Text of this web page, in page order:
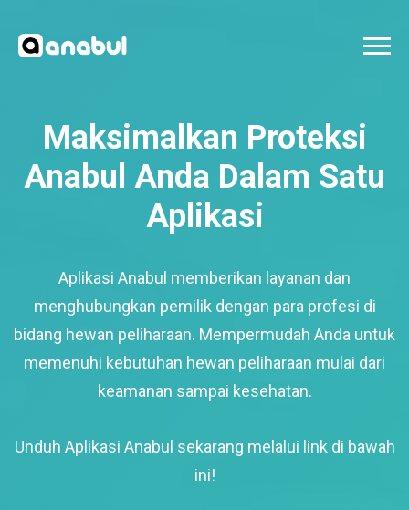
Maksimalkan Proteksi
Anabul Anda Dalam Satu
Aplikasi
Aplikasi Anabul memberikan layanan dan
menghubungkan pemilik dengan para profesi di
bidang hewan peliharaan. Mempermudah Anda untuk
memenuhi kebutuhan hewan peliharaan mulai dari
keamanan sampai kesehatan.
Unduh Aplikasi Anabul sekarang melalui link di bawah
ini!